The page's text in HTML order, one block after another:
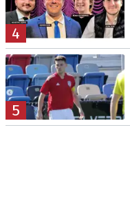
4
5